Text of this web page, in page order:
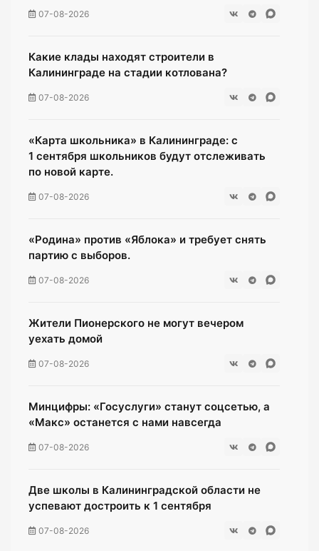
07-08-2026
Какие клады находят строители в
Калининграде на стадии котлована?
07-08-2026
«Карта школьника» в Калининграде: с
1 сентября школьников будут отслеживать
по новой карте.
07-08-2026
«Родина» против «Яблока» и требует снять
партию с выборов.
07-08-2026
Жители Пионерского не могут вечером
уехать домой
07-08-2026
Минцифры: «Госуслуги» станут соцсетью, а
«Макс» останется с нами навсегда
07-08-2026
Две школы в Калининградской области не
успевают достроить к 1 сентября
07-08-2026